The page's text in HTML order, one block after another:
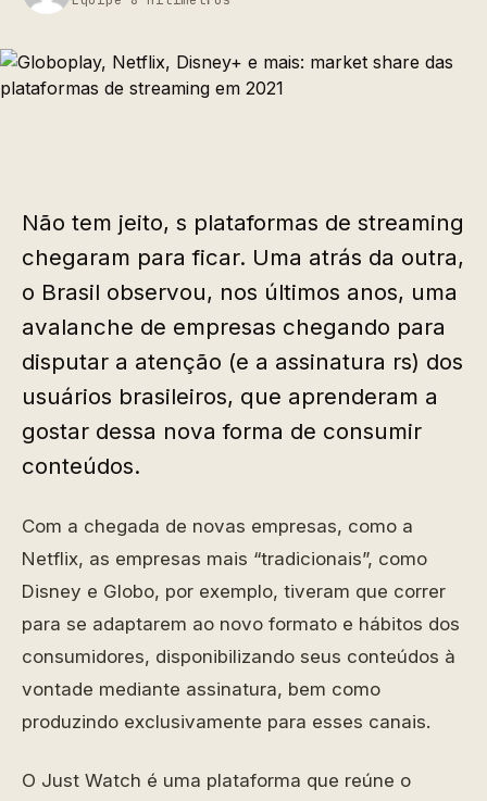
Não tem jeito, s plataformas de streaming
chegaram para ficar. Uma atrás da outra,
o Brasil observou, nos últimos anos, uma
avalanche de empresas chegando para
disputar a atenção (e a assinatura rs) dos
usuários brasileiros, que aprenderam a
gostar dessa nova forma de consumir
conteúdos.
Com a chegada de novas empresas, como a
Netflix, as empresas mais “tradicionais”, como
Disney e Globo, por exemplo, tiveram que correr
para se adaptarem ao novo formato e hábitos dos
consumidores, disponibilizando seus conteúdos à
vontade mediante assinatura, bem como
produzindo exclusivamente para esses canais.
O Just Watch é uma plataforma que reúne o